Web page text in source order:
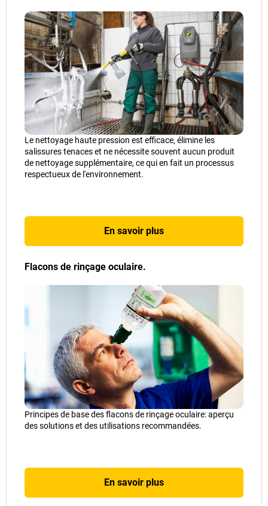
Le nettoyage haute pression est efficace, élimine les
salissures tenaces et ne nécessite souvent aucun produit
de nettoyage supplémentaire, ce qui en fait un processus
respectueux de l'environnement.
En savoir plus
Flacons de rinçage oculaire.
Principes de base des flacons de rinçage oculaire: aperçu
des solutions et des utilisations recommandées.
En savoir plus